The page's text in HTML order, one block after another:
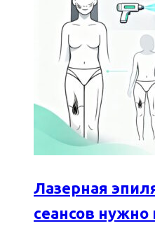
Лазерная
сеансов